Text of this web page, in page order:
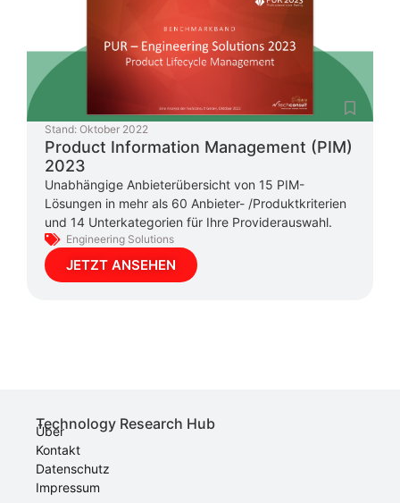
Stand: Oktober 2022
Product Information Management (PIM)
2023
Unabhängige Anbieterübersicht von 15 PIM-
Lösungen in mehr als 60 Anbieter- /Produktkriterien
und 14 Unterkategorien für Ihre Providerauswahl.
Engineering Solutions
JETZT ANSEHEN
Technology Research Hub
Über
Kontakt
Datenschutz
Impressum